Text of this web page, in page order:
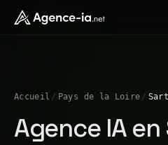
Accueil / Pays de la Loire /
Agence IA